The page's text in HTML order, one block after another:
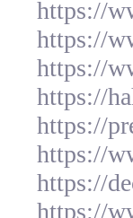
https://
https://
https://
https://
https://
https://
https://
https://